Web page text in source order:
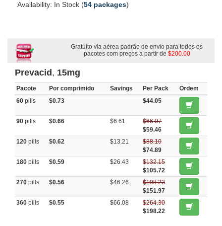
Availability: In Stock (54 packages)
Gratuito via aérea padrão de envio para todos os
pacotes com preços a partir de $200.00
Prevacid , 15mg
Pacote Por comprimido Savings Per Pack
Ordem
60 pills $0.73 $44.05
90 pills $0.66 $6.61
$66.07
$59.46
120 pills $0.62 $13.21
$88.10
$74.89
180 pills $0.59 $26.43
$132.15
$105.72
270 pills $0.56 $46.26
$198.23
$151.97
360 pills $0.55 $66.08
$264.30
$198.22